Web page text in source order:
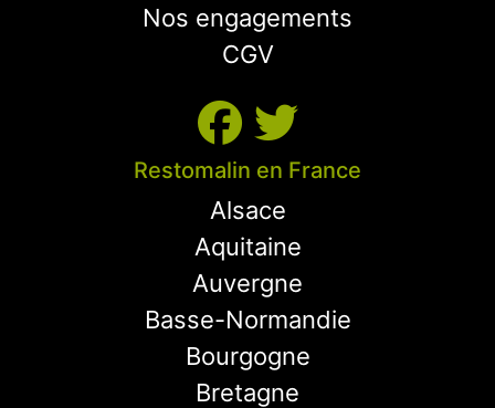
Nos engagements
CGV
Restomalin en France
Alsace
Aquitaine
Auvergne
Basse-Normandie
Bourgogne
Bretagne